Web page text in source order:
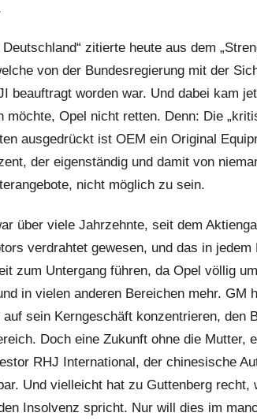
zitierte heute aus dem
von der Bundesregierung mit der
beauftragt worden war. Und dabei kam
möchte, Opel nicht retten. Denn: Die
ausgedrückt ist OEM ein Original
der eigenständig und damit von
nicht möglich zu sein.
über viele Jahrzehnte, seit dem
verdrahtet gewesen, und das in
zum Untergang führen, da Opel völlig
in vielen anderen Bereichen mehr. GM
sein Kerngeschäft konzentrieren, den
Doch eine Zukunft ohne die Mutter,
RHJ International, der chinesische
Und vielleicht hat zu Guttenberg
Insolvenz spricht. Nur will dies im